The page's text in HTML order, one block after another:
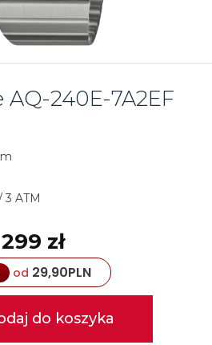
AQ-240E-7A2EF
3 ATM
299 zł
od 29,90PLN
do koszyka